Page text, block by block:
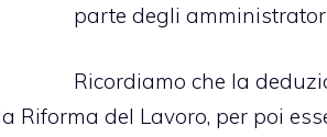
parte degli
Ricordiamo che la
Riforma del Lavoro, per poi